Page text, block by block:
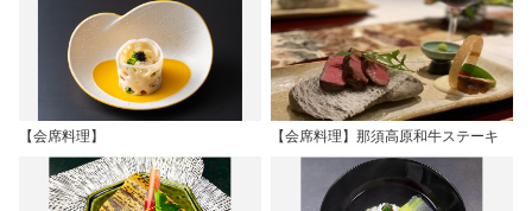
【会席料理】 【会席料理】那須高原和牛ステーキ